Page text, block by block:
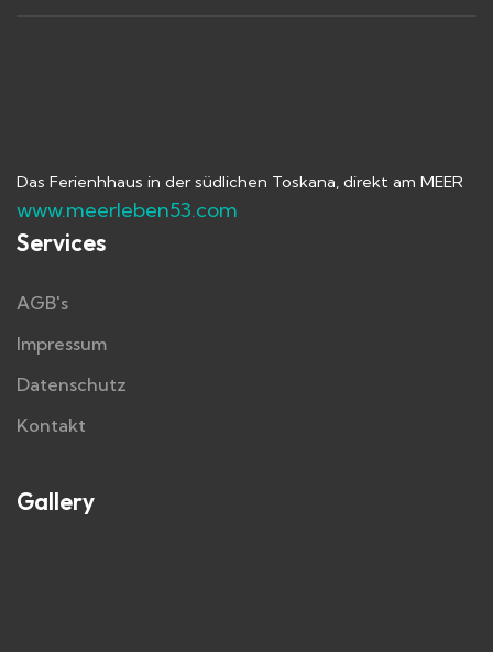
Das Ferienhhaus in der südlichen Toskana, direkt am MEER
www.meerleben53.com
Services
AGB's
Impressum
Datenschutz
Kontakt
Gallery